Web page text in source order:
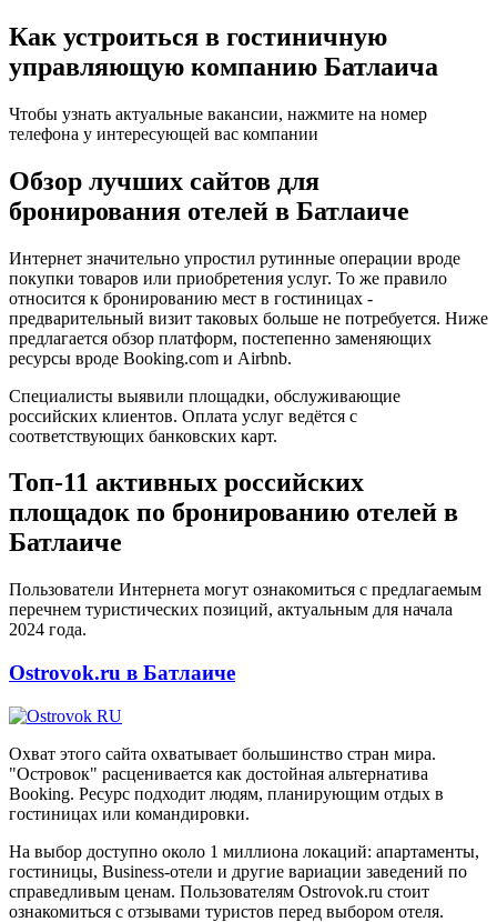
Как устроиться в гостиничную
управляющую компанию Батлаича
Чтобы узнать актуальные вакансии, нажмите на номер
телефона у интересующей вас компании
Обзор лучших сайтов для
бронирования отелей в Батлаиче
Интернет значительно упростил рутинные операции вроде
покупки товаров или приобретения услуг. То же правило
относится к бронированию мест в гостиницах -
предварительный визит таковых больше не потребуется. Ниже
предлагается обзор платформ, постепенно заменяющих
ресурсы вроде Booking.com и Airbnb.
Специалисты выявили площадки, обслуживающие
российских клиентов. Оплата услуг ведётся с
соответствующих банковских карт.
Топ-11 активных российских
площадок по бронированию отелей в
Батлаиче
Пользователи Интернета могут ознакомиться с предлагаемым
перечнем туристических позиций, актуальным для начала
2024 года.
Ostrovok.ru в Батлаиче
Охват этого сайта охватывает большинство стран мира.
"Островок" расценивается как достойная альтернатива
Booking. Ресурс подходит людям, планирующим отдых в
гостиницах или командировки.
На выбор доступно около 1 миллиона локаций: апартаменты,
гостиницы, Business-отели и другие вариации заведений по
справедливым ценам. Пользователям Ostrovok.ru стоит
ознакомиться с отзывами туристов перед выбором отеля.